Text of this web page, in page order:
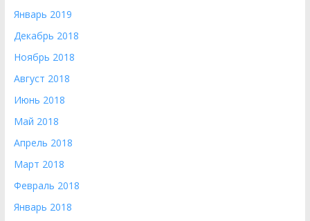
Январь 2019
Декабрь 2018
Ноябрь 2018
Август 2018
Июнь 2018
Май 2018
Апрель 2018
Март 2018
Февраль 2018
Январь 2018